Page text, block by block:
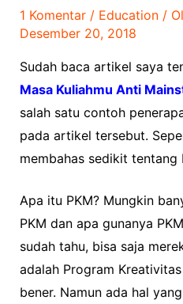
1 Komentar / Education/
Desember 20, 2018
Sudah baca artikel saya
Masa Kuliahmu Anti
salah satu contoh
pada artikel tersebut.
membahas sedikit tentang
Apa itu PKM? Mungkin
PKM dan apa gunanya
sudah tahu, bisa saja
adalah Program
bener. Namun ada hal